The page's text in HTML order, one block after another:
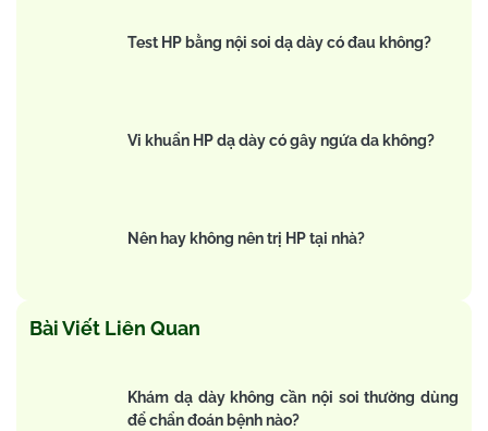
Test HP bằng nội soi dạ dày có đau không?
Vi khuẩn HP dạ dày có gây ngứa da không?
Nên hay không nên trị HP tại nhà?
Bài Viết Liên Quan
Khám dạ dày không cần nội soi thường dùng
để chẩn đoán bệnh nào?